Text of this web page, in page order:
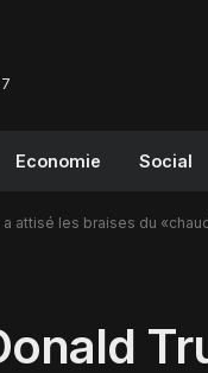
Economie Social
attisé les braises du